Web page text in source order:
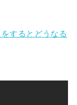
するとどうなる